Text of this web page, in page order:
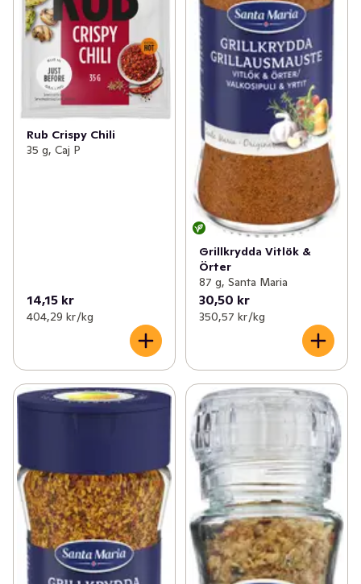
Rub Crispy Chili
35 g, Caj P
14,15 kr
404,29 kr /kg
Grillkrydda Vitlök &
Örter
87 g, Santa Maria
30,50 kr
350,57 kr /kg